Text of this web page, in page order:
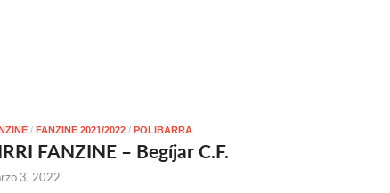
/ FANZINE 2021/2022 / POLIBARRA
FANZINE – Begíjar C.F.
3, 2022